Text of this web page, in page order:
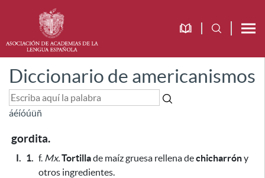
Diccionario de americanismos
áéíóúüñ
gordita.
I. 1. f. Mx.Tortillade maíz gruesa rellena dechicharróny
otros ingredientes.